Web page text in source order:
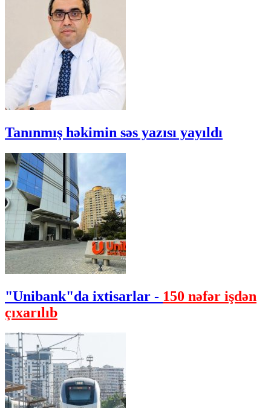
Tanınmış həkimin səs yazısı yayıldı
"Unibank"da ixtisarlar - 150 nəfər işdən
çıxarılıb